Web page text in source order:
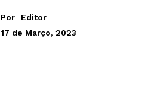
Por
Editor
17 de Março, 2023